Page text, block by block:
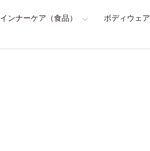
インナーケア（食品） ボディウェア